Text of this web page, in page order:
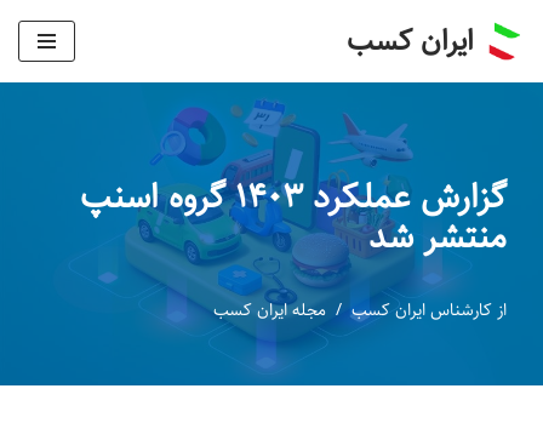
پرش
ایران کسب
گزارش عملکرد ۱۴۰۳ گروه اسنپ
منتشر شد
از کارشناس ایران کسب مجله ایران کسب